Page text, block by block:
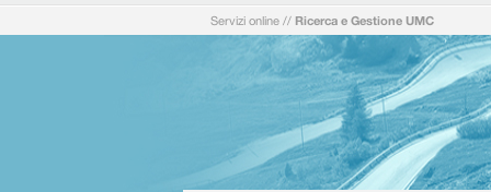
Servizi online // Ricerca e Gestione UMC